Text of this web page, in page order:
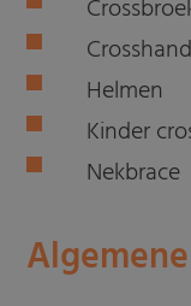
Helmen
Kinder
Nekbrace